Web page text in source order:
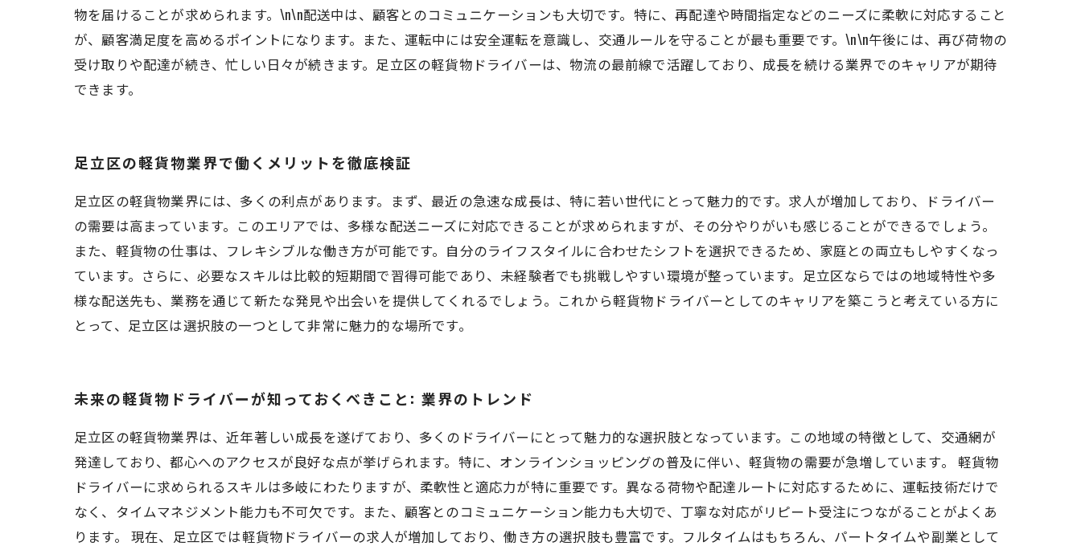
物を届けることが求められます。\n\n配送中は、顧客とのコミュニケーションも大切です。特に、再配達や時間指定などのニーズに柔軟に対応すること
が、顧客満足度を高めるポイントになります。また、運転中には安全運転を意識し、交通ルールを守ることが最も重要です。\n\n午後には、再び荷物の
受け取りや配達が続き、忙しい日々が続きます。足立区の軽貨物ドライバーは、物流の最前線で活躍しており、成長を続ける業界でのキャリアが期待
できます。
足立区の軽貨物業界で働くメリットを徹底検証
足立区の軽貨物業界には、多くの利点があります。まず、最近の急速な成長は、特に若い世代にとって魅力的です。求人が増加しており、ドライバー
の需要は高まっています。このエリアでは、多様な配送ニーズに対応できることが求められますが、その分やりがいも感じることができるでしょう。
また、軽貨物の仕事は、フレキシブルな働き方が可能です。自分のライフスタイルに合わせたシフトを選択できるため、家庭との両立もしやすくなっ
ています。さらに、必要なスキルは比較的短期間で習得可能であり、未経験者でも挑戦しやすい環境が整っています。足立区ならではの地域特性や多
様な配送先も、業務を通じて新たな発見や出会いを提供してくれるでしょう。これから軽貨物ドライバーとしてのキャリアを築こうと考えている方に
とって、足立区は選択肢の一つとして非常に魅力的な場所です。
未来の軽貨物ドライバーが知っておくべきこと: 業界のトレンド
足立区の軽貨物業界は、近年著しい成長を遂げており、多くのドライバーにとって魅力的な選択肢となっています。この地域の特徴として、交通網が
発達しており、都心へのアクセスが良好な点が挙げられます。特に、オンラインショッピングの普及に伴い、軽貨物の需要が急増しています。 軽貨物
ドライバーに求められるスキルは多岐にわたりますが、柔軟性と適応力が特に重要です。異なる荷物や配達ルートに対応するために、運転技術だけで
なく、タイムマネジメント能力も不可欠です。また、顧客とのコミュニケーション能力も大切で、丁寧な対応がリピート受注につながることがよくあ
ります。 現在、足立区では軽貨物ドライバーの求人が増加しており、働き方の選択肢も豊富です。フルタイムはもちろん、パートタイムや副業として